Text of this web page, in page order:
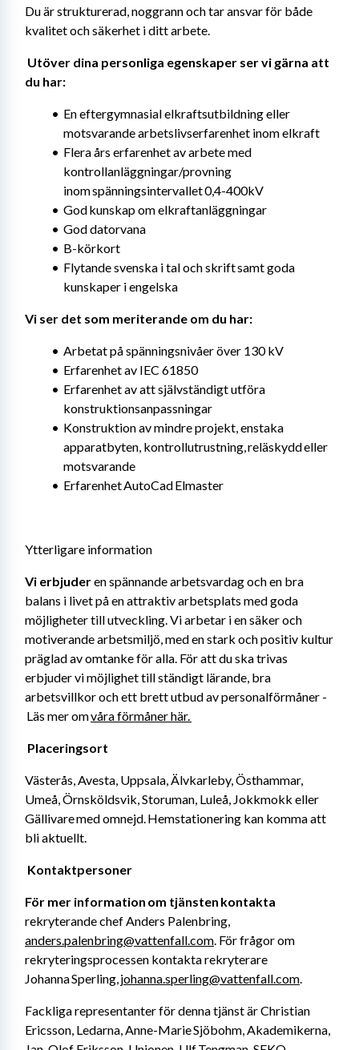
Du är strukturerad, noggrann och tar ansvar för både
kvalitet och säkerhet i ditt arbete.
Utöver dina personliga egenskaper ser vi gärna att
du har:
En eftergymnasial elkraftsutbildning eller
motsvarande arbetslivserfarenhet inom elkraft
Flera års erfarenhet av arbete med
kontrollanläggningar/provning
inom spänningsintervallet 0,4-400kV
God kunskap om elkraftanläggningar
God datorvana
B-körkort
Flytande svenska i tal och skrift samt goda
kunskaper i engelska
Vi ser det som meriterande om du har:
Arbetat på spänningsnivåer över 130 kV
Erfarenhet av IEC 61850
Erfarenhet av att självständigt utföra
konstruktionsanpassningar
Konstruktion av mindre projekt, enstaka
apparatbyten, kontrollutrustning, reläskydd eller
motsvarande
Erfarenhet AutoCad Elmaster
Ytterligare information
Vi erbjuder en spännande arbetsvardag och en bra
balans i livet på en attraktiv arbetsplats med goda
möjligheter till utveckling. Vi arbetar i en säker och
motiverande arbetsmiljö, med en stark och positiv kultur
präglad av omtanke för alla. För att du ska trivas
erbjuder vi möjlighet till ständigt lärande, bra
arbetsvillkor och ett brett utbud av personalförmåner -
Läs mer om våra förmåner här.
Placeringsort
Västerås, Avesta, Uppsala, Älvkarleby, Östhammar,
Umeå, Örnsköldsvik, Storuman, Luleå, Jokkmokk eller
Gällivare med omnejd. Hemstationering kan komma att
bli aktuellt.
Kontaktpersoner
För mer information om tjänsten kontakta
anders.palenbring@vattenfall.com. För frågor om
rekryteringsprocessen kontakta rekryterare
Johanna Sperling, johanna.sperling@vattenfall.com.
Fackliga representanter för denna tjänst är Christian
Ericsson, Ledarna, Anne-Marie Sjöbohm, Akademikerna,